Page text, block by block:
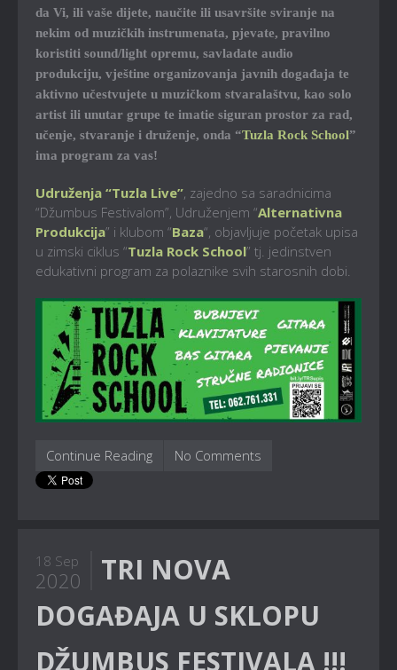
da Vi, ili vaše dijete, naučite ili usavršite sviranje na
nekim od muzičkih instrumenata, pjevate, pravilno
koristiti sound/light opremu, savladate audio
produkciju, vještine organizovanja javnih događaja te
aktivno učestvujete u muzičkom stvaralaštvu, kao solo
artist ili unutar grupe te imatie siguran prostor za rad,
učenje, stvaranje i druženje, onda “Tuzla Rock School”
ima program za vas!
Udruženja “Tuzla Live”, zajedno sa saradnicima
“Džumbus Festivalom”, Udruženjem “Alternativna
Produkcija” i klubom “Baza“, objavljuje početak upisa
u zimski ciklus “Tuzla Rock School” tj. jedinstven
edukativni program za polaznike svih starosnih dobi.
Continue Reading No Comments
18 Sep
2020
TRI NOVA
DOGAĐAJA U SKLOPU
DŽUMBUS FESTIVALA !!!